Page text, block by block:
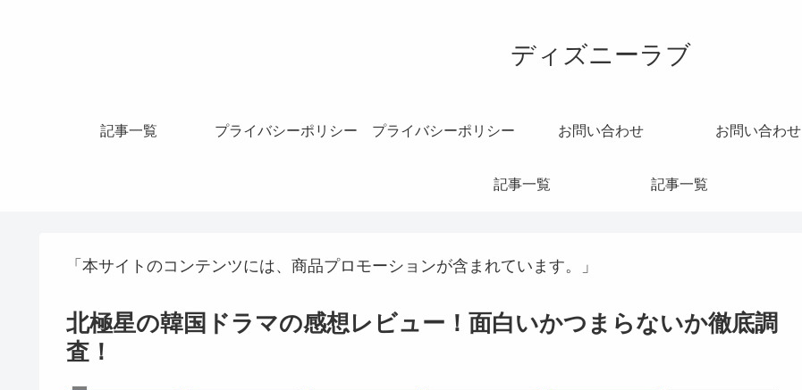
ディズニーラブ
記事一覧 プライバシーポリシー プライバシーポリシー お問い合わせ お問い合わせ
記事一覧 記事一覧
「本サイトのコンテンツには、商品プロモーションが含まれています。」
北極星の韓国ドラマの感想レビュー！面白いかつまらないか徹底調
査！